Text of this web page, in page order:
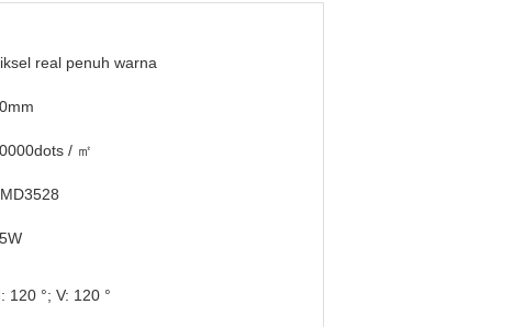
real penuh warna
/ ㎡
120 °; V: 120 °